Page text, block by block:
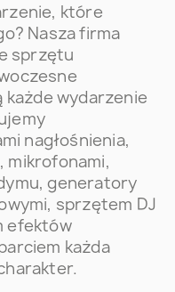
które
Nasza firma
sprzętu
wydarzenie
nagłośnienia,
mikrofonami,
generatory
sprzętem DJ
efektów
każda